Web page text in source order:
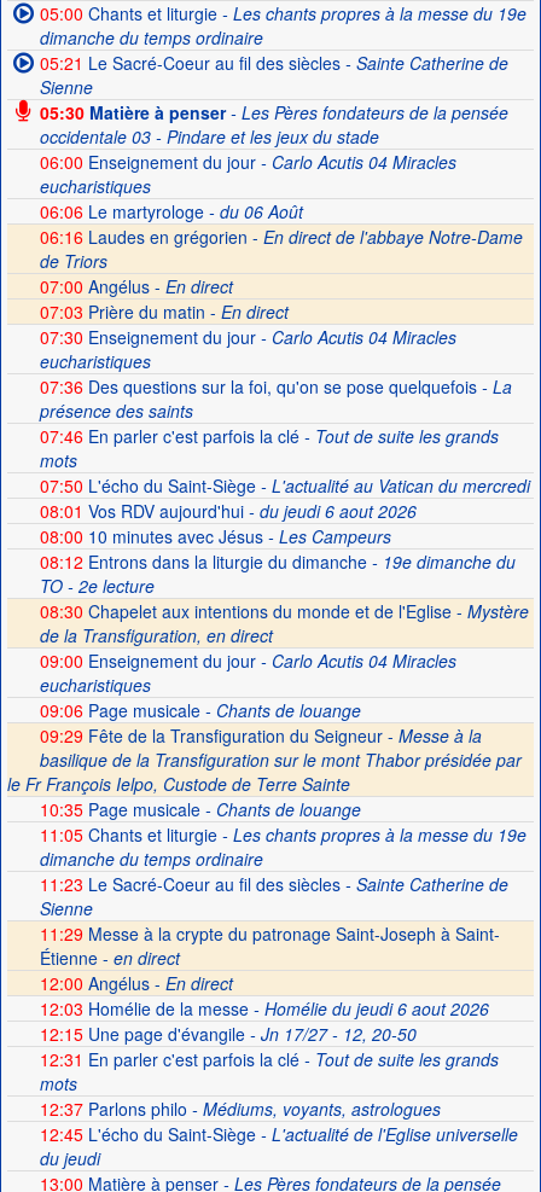
05:00 Chants et liturgie- Les chants propres à la messe du 19e
dimanche du temps ordinaire
05:21 Le Sacré-Coeur au fil des siècles- Sainte Catherine de
Sienne
05:30Matière à penser- Les Pères fondateurs de la pensée
occidentale 03 - Pindare et les jeux du stade
06:00 Enseignement du jour- Carlo Acutis 04 Miracles
eucharistiques
06:06Le martyrologe- du 06 Août
06:16 Laudes en grégorien - En direct de l'abbaye Notre-Dame
de Triors
07:00 Angélus - En direct
07:03 Prière du matin - En direct
07:30 Enseignement du jour- Carlo Acutis 04 Miracles
eucharistiques
07:36Des questions sur la foi, qu'on se pose quelquefois- La
présence des saints
07:46En parler c'est parfois la clé- Tout de suite les grands
mots
07:50 L'écho du Saint-Siège- L'actualité au Vatican du mercredi
08:01 Vos RDV aujourd'hui- du jeudi 6 aout 2026
08:00 10 minutes avec Jésus- Les Campeurs
08:12 Entrons dans la liturgie du dimanche- 19e dimanche du
TO - 2e lecture
08:30 Chapelet aux intentions du monde et de l'Eglise - Mystère
de la Transfiguration, en direct
09:00 Enseignement du jour- Carlo Acutis 04 Miracles
eucharistiques
09:06Page musicale- Chants de louange
09:29 Fête de la Transfiguration du Seigneur - Messe à la
basilique de la Transfiguration sur le mont Thabor présidée par
le Fr François Ielpo, Custode de Terre Sainte
10:35Page musicale- Chants de louange
11:05Chants et liturgie- Les chants propres à la messe du 19e
dimanche du temps ordinaire
11:23 Le Sacré-Coeur au fil des siècles- Sainte Catherine de
Sienne
11:29 Messe à la crypte du patronage Saint-Joseph à Saint-
Étienne - en direct
12:00 Angélus - En direct
12:03 Homélie de la messe- Homélie du jeudi 6 aout 2026
12:15Une page d'évangile- Jn 17/27 - 12, 20-50
12:31 En parler c'est parfois la clé- Tout de suite les grands
mots
12:37Parlons philo - Médiums, voyants, astrologues
12:45L'écho du Saint-Siège- L'actualité de l'Eglise universelle
du jeudi
13:00 Matière à penser- Les Pères fondateurs de la pensée